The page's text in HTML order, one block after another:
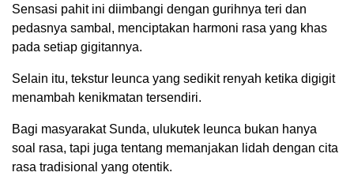
Sensasi pahit ini diimbangi dengan gurihnya teri dan
pedasnya sambal, menciptakan harmoni rasa yang khas
pada setiap gigitannya.
Selain itu, tekstur leunca yang sedikit renyah ketika digigit
menambah kenikmatan tersendiri.
Bagi masyarakat Sunda, ulukutek leunca bukan hanya
soal rasa, tapi juga tentang memanjakan lidah dengan cita
rasa tradisional yang otentik.